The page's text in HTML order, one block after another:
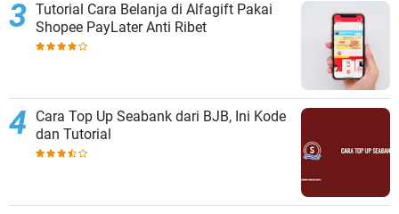
Tutorial Cara Belanja di Alfagift Pakai
Shopee PayLater Anti Ribet
Cara Top Up Seabank dari BJB, Ini Kode
dan Tutorial